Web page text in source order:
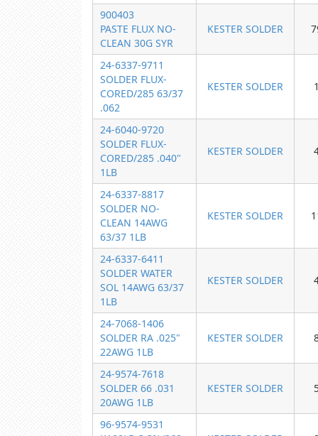
900403
PASTE FLUX NO-
CLEAN 30G SYR
KESTER SOLDER
24-6337-9711
SOLDER FLUX-
CORED/285 63/37
.062
KESTER SOLDER
24-6040-9720
SOLDER FLUX-
CORED/285 .040"
1LB
KESTER SOLDER
24-6337-8817
SOLDER NO-
CLEAN 14AWG
63/37 1LB
KESTER SOLDER
24-6337-6411
SOLDER WATER
SOL 14AWG 63/37
1LB
KESTER SOLDER
24-7068-1406
SOLDER RA .025"
22AWG 1LB
KESTER SOLDER
24-9574-7618
SOLDER 66 .031
20AWG 1LB
KESTER SOLDER
96-9574-9531